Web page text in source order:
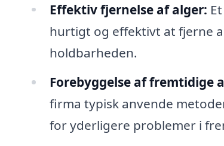
Effektiv fjernelse af alger:
hurtigt og effektivt at fjerne
holdbarheden.
Forebyggelse af fremtidige
firma typisk anvende
for yderligere problemer i